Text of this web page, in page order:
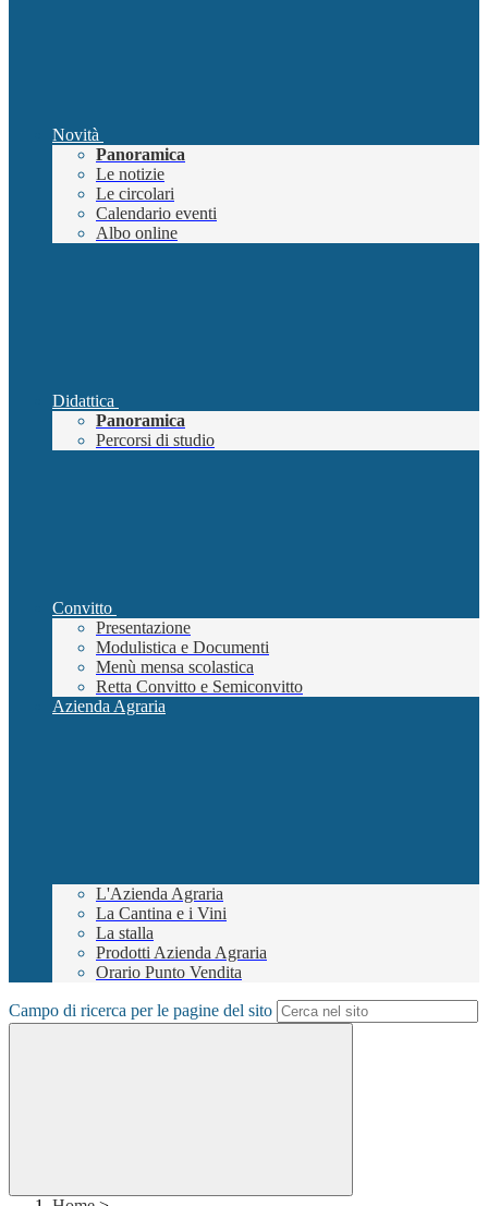
Novità
Panoramica
Le notizie
Le circolari
Calendario eventi
Albo online
Didattica
Panoramica
Percorsi di studio
Convitto
Presentazione
Modulistica e Documenti
Menù mensa scolastica
Retta Convitto e Semiconvitto
Azienda Agraria
L'Azienda Agraria
La Cantina e i Vini
La stalla
Prodotti Azienda Agraria
Orario Punto Vendita
Campo di ricerca per le pagine del sito